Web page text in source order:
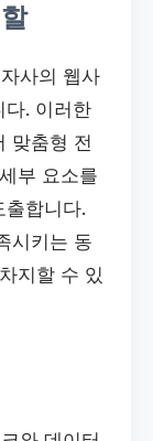
사의 웹사
다. 이러한
맞춤형 전
부 요소를
합니다.
시키는 동
지할 수 있